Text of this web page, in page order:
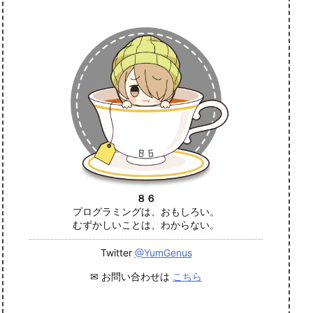
８６
プログラミングは、おもしろい。
むずかしいことは、わからない。
Twitter @YumGenus
✉ お問い合わせは こちら